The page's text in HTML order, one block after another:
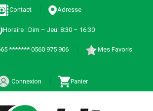
Contact Adresse
Horaire : Dim – Jeu: 8:30 – 16:30
******* 0560 975 906 Mes Favoris
Connexion Panier